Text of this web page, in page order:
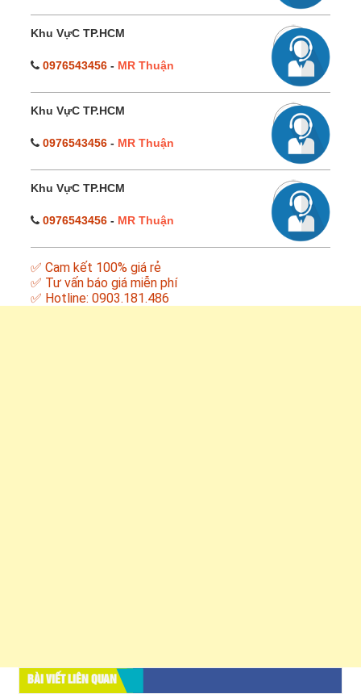
Khu VựC TP.HCM
0976543456 - MR Thuận
Khu VựC TP.HCM
0976543456 - MR Thuận
Khu VựC TP.HCM
0976543456 - MR Thuận
✅ Cam kết 100% giá rẻ
✅ Tư vấn báo giá miễn phí
✅ Hotline: 0903.181.486
BÀI VIẾT LIÊN QUAN